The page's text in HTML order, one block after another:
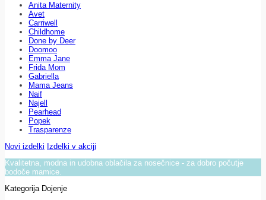
Anita Maternity
Avet
Carriwell
Childhome
Done by Deer
Doomoo
Emma Jane
Frida Mom
Gabriella
Mama Jeans
Naif
Najell
Pearhead
Popek
Trasparenze
Novi izdelki Izdelki v akciji
Kvalitetna, modna in udobna oblačila za nosečnice - za dobro počutje
bodoče mamice.
Kategorija Dojenje